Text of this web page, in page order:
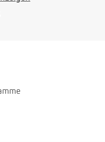
damit er kontakt zu
ist das beschweren